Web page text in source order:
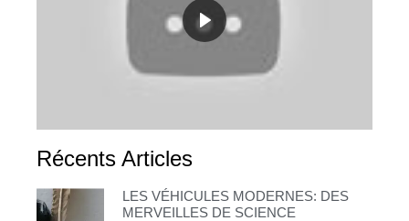
Récents Articles
LES VÉHICULES MODERNES: DES
MERVEILLES DE SCIENCE